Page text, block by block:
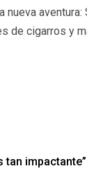
de cigarros y
tan